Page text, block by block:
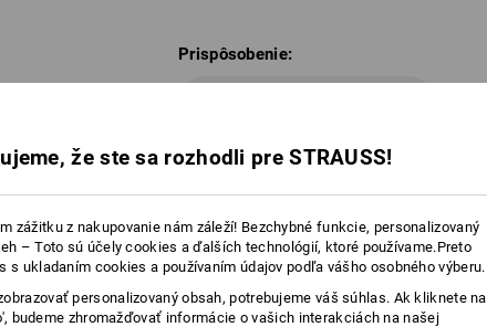
Prispôsobenie:
že ste sa rozhodli pre STRAUSS!
zážitku z nakupovanie nám záleží! Bezchybné funkcie, personalizovaný
– Toto sú účely cookies a ďalších technológií, ktoré používame.Preto
s ukladaním cookies a používaním údajov podľa vášho osobného výberu.
personalizovaný obsah, potrebujeme váš súhlas. Ak kliknete na
budeme zhromažďovať informácie o vašich interakciách na našej